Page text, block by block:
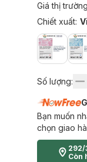
Giá thị
Chiết xuất:
Số lượng:
Bạn muốn
chọn giao
292/
Còn